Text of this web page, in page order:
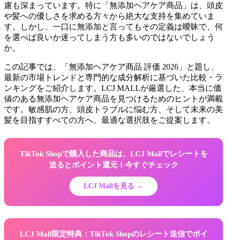
慮も深まっています。特に「無添加ヘアケア商品」は、頭皮
や髪への優しさを求める方々から絶大な支持を集めていま
す。しかし、一口に無添加と言ってもその定義は曖昧で、何
を選べば良いか迷ってしまう方も多いのではないでしょう
か。
この記事では、「無添加ヘアケア商品 評価 2026」と題し、
最新の市場トレンドと専門的な成分解析に基づいた比較・ラ
ンキングをご紹介します。LCJ MALLが厳選した、本当に価
値のある無添加ヘアケア商品を見つけるためのヒントが満載
です。敏感肌の方、頭皮トラブルに悩む方、そして未来の美
髪を目指すすべての方へ、最適な選択肢をご提案します。
TikTok Shopで購入した商品は、LCJ Mallでレシートを
送るとポイント還元！今すぐチェック
LCJ Mallを見る →
LCJ Mall限定特典：TikTok Shopのレシート送信でポイ